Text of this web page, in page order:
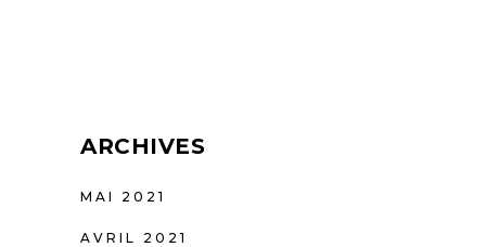
ARCHIVES
MAI 2021
AVRIL 2021